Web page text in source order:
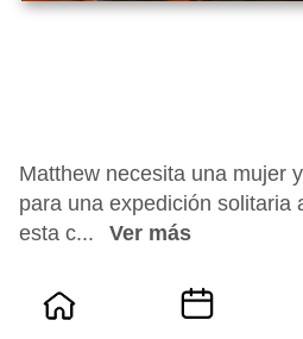
Matthew necesita una mujer
para una expedición solitaria
esta c...
Ver más